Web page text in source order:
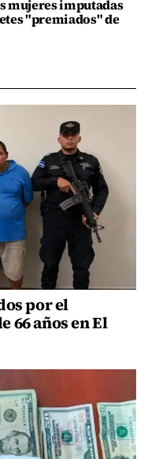
mujeres imputadas
"premiados" de
por el
66 años en El